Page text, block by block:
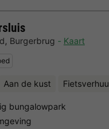
, Burgerbrug
Kaart
Aan de kust
bungalowpark